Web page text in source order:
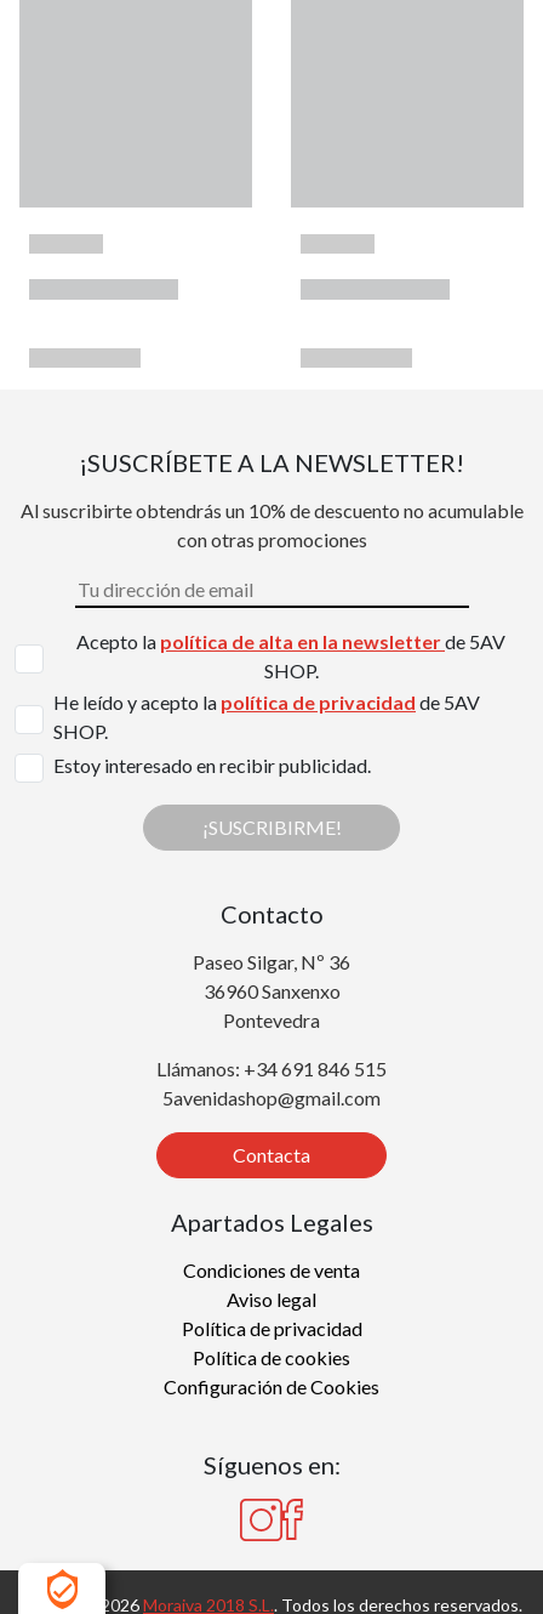
¡SUSCRÍBETE A LA NEWSLETTER!
Al suscribirte obtendrás un 10% de descuento no acumulable
con otras promociones
Acepto la política de alta en la newsletterde 5AV
SHOP.
He leído y acepto la política de privacidad de 5AV
SHOP.
Estoy interesado en recibir publicidad.
¡SUSCRIBIRME!
Contacto
Paseo Silgar, Nº 36
36960 Sanxenxo
Pontevedra
Llámanos: +34 691 846 515
5avenidashop@gmail.com
Contacta
Apartados Legales
Condiciones de venta
Aviso legal
Política de privacidad
Política de cookies
Configuración de Cookies
Síguenos en:
Copyright 2026Moraiva 2018 S.L.. Todos los derechos reservados.